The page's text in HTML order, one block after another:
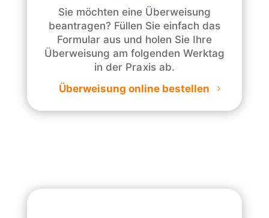
Sie möchten eine Überweisung
beantragen? Füllen Sie einfach das
Formular aus und holen Sie Ihre
Überweisung am folgenden Werktag
in der Praxis ab.
Überweisung online bestellen